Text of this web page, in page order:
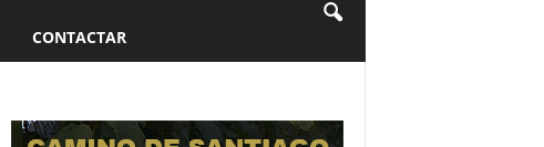
CONTACTAR